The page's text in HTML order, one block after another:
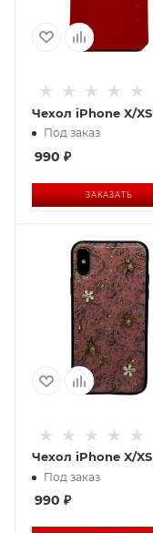
Чехол iPhone X/XS
Под заказ
990 ₽
ЗАКАЗАТЬ
Чехол iPhone X/XS
Под заказ
990 ₽